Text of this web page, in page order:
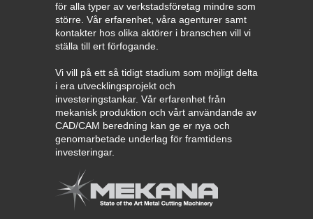
för alla typer av verkstadsföretag mindre som
större. Vår erfarenhet, våra agenturer samt
kontakter hos olika aktörer i branschen vill vi
ställa till ert förfogande.
Vi vill på ett så tidigt stadium som möjligt delta
i era utvecklingsprojekt och
investeringstankar. Vår erfarenhet från
mekanisk produktion och vårt användande av
CAD/CAM beredning kan ge er nya och
genomarbetade underlag för framtidens
investeringar.